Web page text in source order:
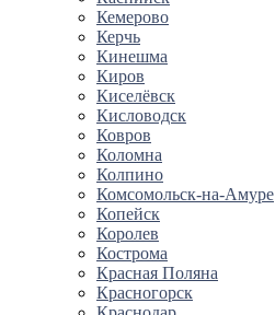
Кемерово
Керчь
Кинешма
Киров
Киселёвск
Кисловодск
Ковров
Коломна
Колпино
Комсомольск-на-Амуре
Копейск
Королев
Кострома
Красная Поляна
Красногорск